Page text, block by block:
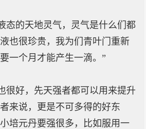
的天地灵气，灵气是什么们都
也很珍贵，我为们青叶门重新
一个月才能产生一滴。”
好，先天强者都可以用来提升
来说，更是不可多得的好东
培元丹要强很多，比如服用一